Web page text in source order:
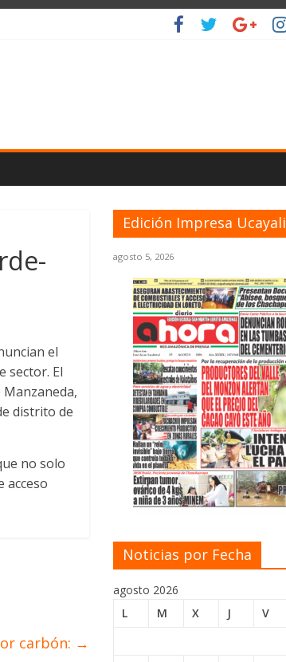
el
sector. El
distrito de
no solo
acceso
carbón: →
Edición Impresa Ucayali
agosto 5, 2026
Noticias por Fecha
agosto 2026
L
M X J V